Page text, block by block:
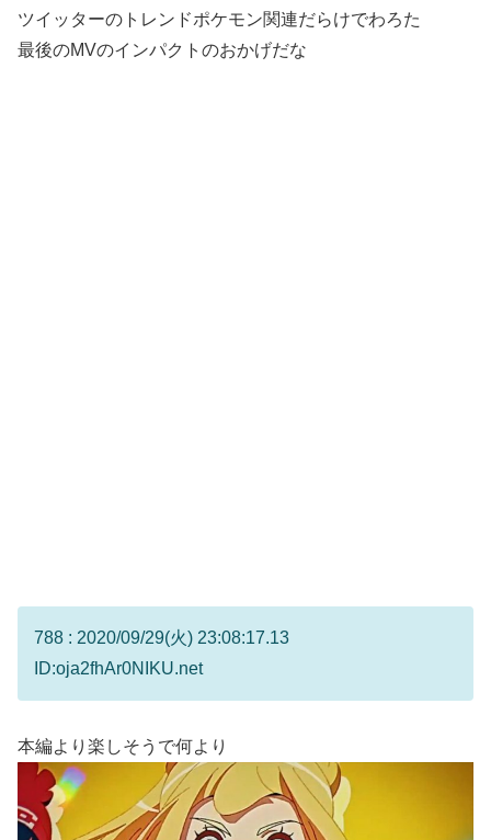
ツイッターのトレンドポケモン関連だらけでわろた
最後のMVのインパクトのおかげだな
788 : 2020/09/29(火) 23:08:17.13
ID:oja2fhAr0NIKU.net
本編より楽しそうで何より